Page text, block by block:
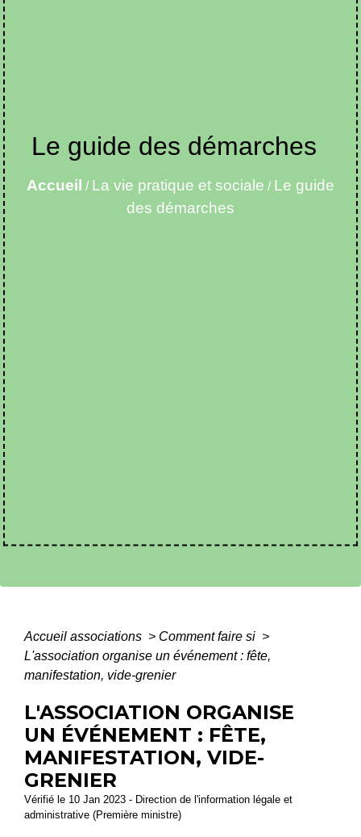
Le guide des démarches
Accueil / La vie pratique et sociale / Le guide
des démarches
Accueil associations > Comment faire si >
L'association organise un événement : fête,
manifestation, vide-grenier
L'ASSOCIATION ORGANISE
UN ÉVÉNEMENT : FÊTE,
MANIFESTATION, VIDE-
GRENIER
Vérifié le 10 Jan 2023 - Direction de l'information légale et
administrative (Première ministre)